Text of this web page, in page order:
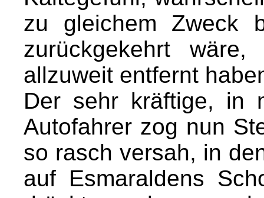
zu gleichem Zweck
zurückgekehrt
allzuweit entfernt
Der sehr kräftige, in
Autofahrer zog nun
so rasch versah, in
auf Esmaraldens